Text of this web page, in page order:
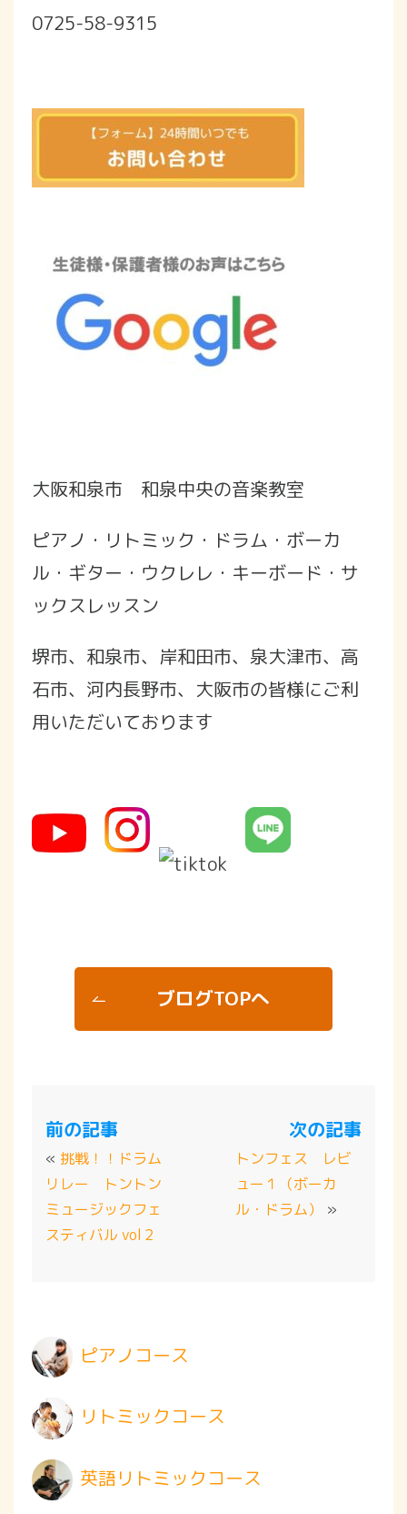
0725-58-9315
大阪和泉市 和泉中央の音楽教室
ピアノ・リトミック・ドラム・ボーカ
ル・ギター・ウクレレ・キーボード・サ
ックスレッスン
堺市、和泉市、岸和田市、泉大津市、高
石市、河内長野市、大阪市の皆様にご利
用いただいております
ブログTOPへ
前の記事
« 挑戦！！ドラム
リレー トントン
ミュージックフェ
スティバル vol２
次の記事
トンフェス レビ
ュー１（ボーカ
ル・ドラム）
»
ピアノコース
リトミックコース
英語リトミックコース